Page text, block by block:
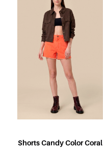
Shorts Candy Color Coral